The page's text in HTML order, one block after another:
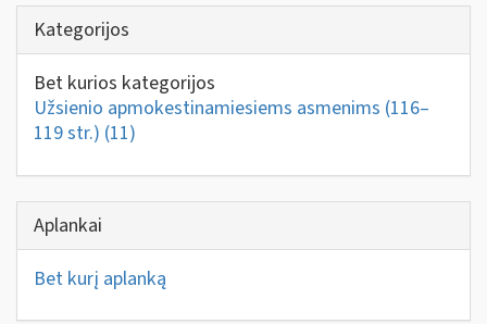
Kategorijos
Bet kurios kategorijos
Užsienio apmokestinamiesiems asmenims (116–
119 str.) (11)
Aplankai
Bet kurį aplanką